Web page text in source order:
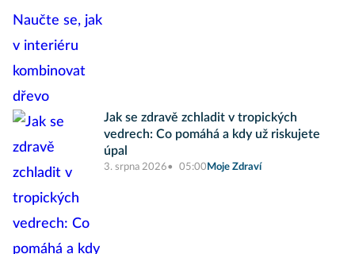
Jak se zdravě zchladit v tropických
vedrech: Co pomáhá a kdy už riskujete
úpal
3. srpna 2026 05:00 Moje Zdraví